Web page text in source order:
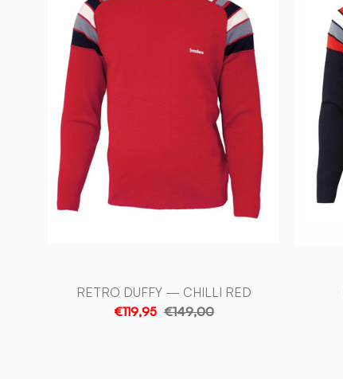
RETRO DUFFY — CHILLI RED
€119,95 €149,00